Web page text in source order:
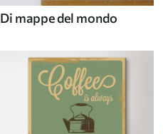
Di mappe del mondo